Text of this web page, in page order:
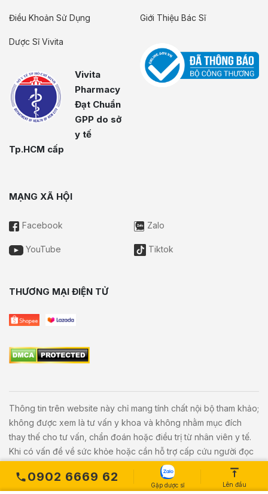
0902 6669 62
Gặp dược sĩ Lên đầu
Điều Khoản Sử Dụng
Dược Sĩ Vivita
Vivita
Pharmacy
Đạt Chuẩn
GPP do sở
y tế
Tp.HCM cấp
Giới Thiệu Bác Sĩ
MẠNG XÃ HỘI
Facebook Zalo
YouTube Tiktok
THƯƠNG MẠI ĐIỆN TỬ
Thông tin trên website này chỉ mang tính chất nội bộ tham khảo;
không được xem là tư vấn y khoa và không nhằm mục đích
thay thế cho tư vấn, chẩn đoán hoặc điều trị từ nhân viên y tế.
Khi có vấn đề về sức khỏe hoặc cần hỗ trợ cấp cứu người đọc
cần liên hệ bác sĩ và cơ sở y tế gần nhất.
Copyright © 2020Vivita.vnAll Rights Reserved. Powered byL